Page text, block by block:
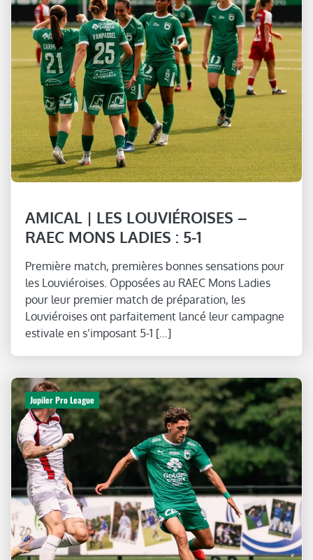
AMICAL | LES LOUVIÉROISES –
RAEC MONS LADIES : 5-1
Première match, premières bonnes sensations pour
les Louviéroises. Opposées au RAEC Mons Ladies
pour leur premier match de préparation, les
Louviéroises ont parfaitement lancé leur campagne
estivale en s’imposant 5-1 […]
Jupiler Pro League